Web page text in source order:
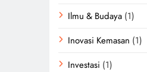
Ilmu & Budaya (1)
Inovasi Kemasan (1)
Investasi (1)